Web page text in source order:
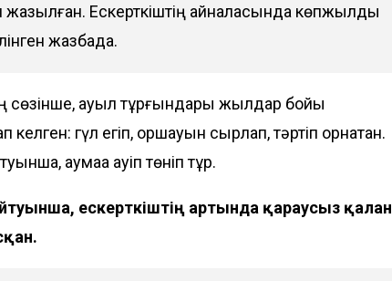
Ескерткіштің айналасында көпжылдық
жазбада.
ауыл тұрғындары жылдар бойы
гүл егіп, қоршауын сырлап, тәртіп орнатқан.
аумаққа қауіп төніп тұр.
ескерткіштің артында қараусыз қалған